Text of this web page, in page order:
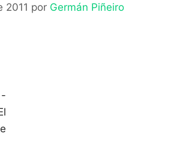
2011 por Germán Piñeiro